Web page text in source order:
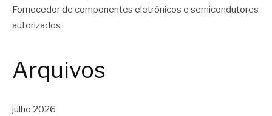
Fornecedor de componentes eletrônicos e semicondutores
autorizados
Arquivos
julho 2026